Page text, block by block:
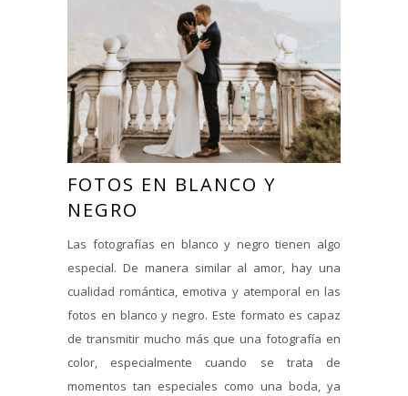
FOTOS EN BLANCO Y
NEGRO
Las fotografías en blanco y negro tienen algo
especial. De manera similar al amor, hay una
cualidad romántica, emotiva y atemporal en las
fotos en blanco y negro. Este formato es capaz
de transmitir mucho más que una fotografía en
color, especialmente cuando se trata de
momentos tan especiales como una boda, ya